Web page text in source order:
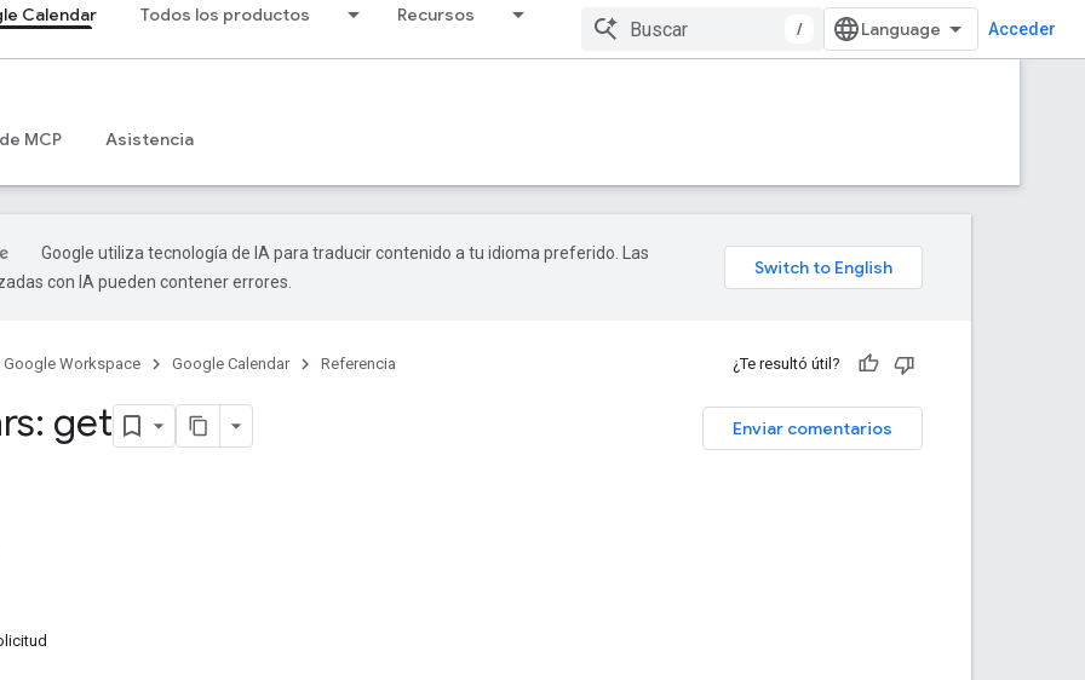
Calendar Todos los productos Recursos
/ Acceder
MCP Asistencia
Google utiliza tecnología de IA para traducir contenido a tu idioma preferido. Las
con IA pueden contener errores.
Google Workspace Google Calendar Referencia ¿Te resultó útil?
Enviar comentarios
get